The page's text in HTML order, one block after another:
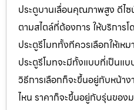
ประตูบานเลื่อนคุณภาพสูง ดีไ
ตามสไตล์ที่ต้องการ ให้บริการ
ประตูรีโมททั้งทีควรเลือกให้เห
ประตูรีโมทจะมีทั้งแบบที่เป็นแ
วิธีการเลือกก็จะขึ้นอยู่กับหน้า
ไหน ราคาก็จะขึ้นอยู่กับรุ่นของ